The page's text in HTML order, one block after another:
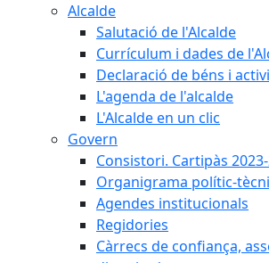
Alcalde
Salutació de l'Alcalde
Currículum i dades de
Declaració de béns i
L'agenda de l'alcalde
L'Alcalde en un clic
Govern
Consistori. Cartipàs
Organigrama polític-
Agendes institucionals
Regidories
Càrrecs de confiança,